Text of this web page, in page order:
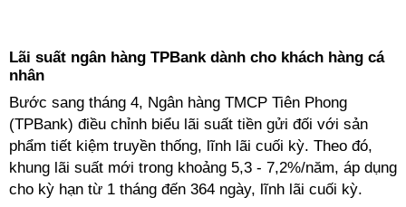
Lãi suất ngân hàng TPBank dành cho khách hàng cá
nhân
Bước sang tháng 4, Ngân hàng TMCP Tiên Phong
(TPBank) điều chỉnh biểu lãi suất tiền gửi đối với sản
phẩm tiết kiệm truyền thống, lĩnh lãi cuối kỳ. Theo đó,
khung lãi suất mới trong khoảng 5,3 - 7,2%/năm, áp dụng
cho kỳ hạn từ 1 tháng đến 364 ngày, lĩnh lãi cuối kỳ.